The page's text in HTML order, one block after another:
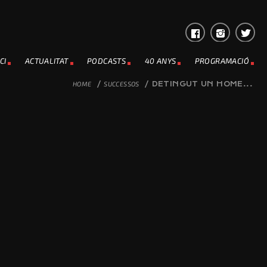
ACTUALITAT PODCASTS 40 ANYS PROGRAMACIÓ
HOME / SUCCESSOS / DETINGUT UN HOME...